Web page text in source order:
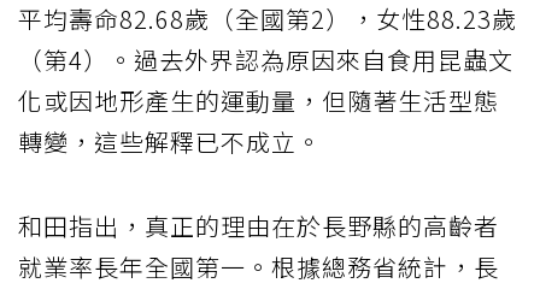
平均壽命82.68歲（全國第2），女性88.23歲
（第4）。過去外界認為原因來自食用昆蟲文
化或因地形產生的運動量，但隨著生活型態
轉變，這些解釋已不成立。
和田指出，真正的理由在於長野縣的高齡者
就業率長年全國第一。根據總務省統計，長